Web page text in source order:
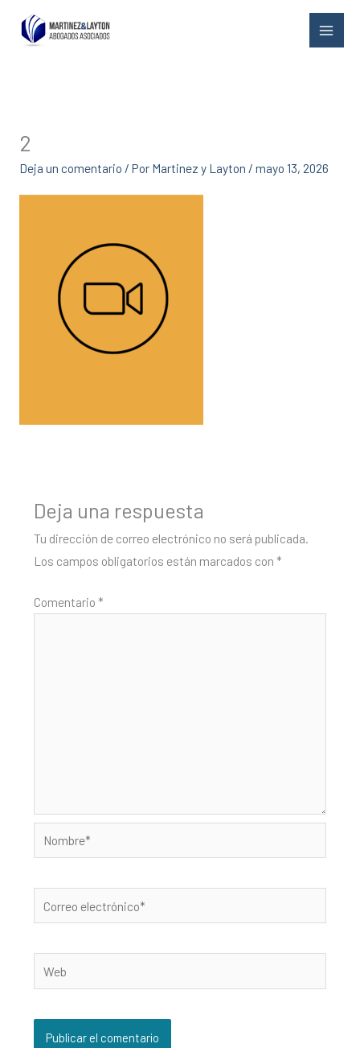
2
Deja un comentario / Por Martinez y Layton / mayo 13, 2026
Deja una respuesta
Tu dirección de correo electrónico no será publicada.
Los campos obligatorios están marcados con *
Comentario *
electrónico*